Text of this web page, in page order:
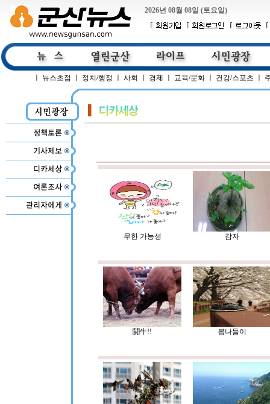
2026년 08월 08일 (토요일)
뉴스초점 정치/행정 사회 경제 교육/문화 건강/스포츠
무한 가능성 감자
鬪牛!! 봄나들이